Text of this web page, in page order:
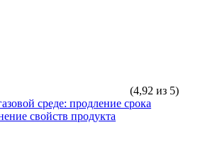
(4,92 из 5)
среде: продление срока
свойств продукта